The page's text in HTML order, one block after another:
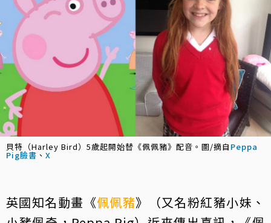
貝特（Harley Bird）5歲起開始替《佩佩豬》配音。圖/摘自 Peppa
Pig臉書 、 X
英國知名動畫《佩佩豬》（又名粉紅豬小妹、